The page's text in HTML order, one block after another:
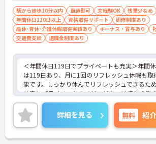
・社内規定の範囲内で髪色や髪型をはじめネイ
まつげエクステが自由であり自分らしさを大切
けます
【有資格者のキャリアパス！手厚いチューター
と多彩な研修で専門性を高めます 】
がマンツーマンで手厚くフォローするため新し
境でも安心です
・資格手当の支給や公的資格取得・自己啓発支
度を通じて有資格者のさらなるステップアップ
押しします
・階層別研修や所属先以外の事業所で行う交換
など豊富な教育プログラムで専門職としての成
サポートしています
駅から徒歩10分以内 車通勤可 未経験OK 残業少なめ
年間休日110日以上
資格取得サポート
研修制度あり
産休･育休･介護休暇取得実績あり
ボーナス・賞与あり
交通費支給
退職金制度あり
＜年間休日119日でプライベートも充実＞年間
は119日あり、月に1回のリフレッシュ休暇も取
能です。しっかり休んでリフレッシュできるた
仕事とプライベートのメリハリをつけて長く働
けられます。ワークライフバランスを重視した
にも安心の環境です。
＜少人数でじっくり向き合う「アットホームなケ
ア」＞
認知症の高齢者の方が少人数のユニット単位で
詳細を見る 無料 紹